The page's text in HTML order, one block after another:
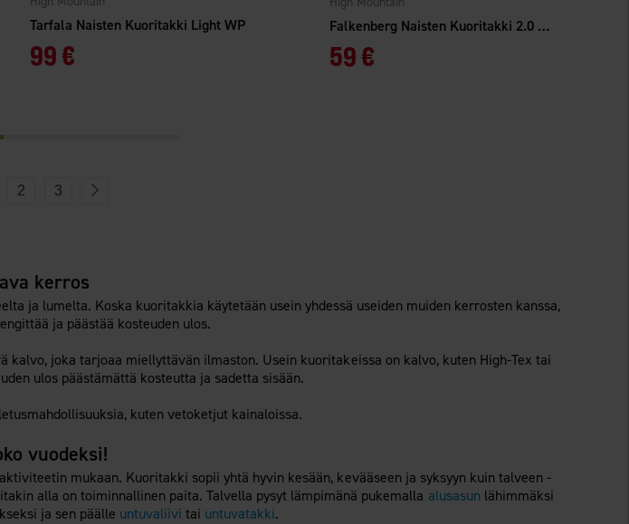
Tarfala Naisten Kuoritakki Light WP
99 €
Falkenberg Naisten Kuoritakki 2.0 WP
59 €
2 3
kerros
ja lumelta. Koska kuoritakkia käytetään usein yhdessä useiden muiden kerrosten kanssa,
ja päästää kosteuden ulos.
joka tarjoaa miellyttävän ilmaston. Usein kuoritakeissa on kalvo, kuten High-Tex tai
ulos päästämättä kosteutta ja sadetta sisään.
kuten vetoketjut kainaloissa.
vuodeksi!
mukaan. Kuoritakki sopii yhtä hyvin kesään, kevääseen ja syksyyn kuin talveen -
alla on toiminnallinen paita. Talvella pysyt lämpimänä pukemalla alusasun lähimmäksi
ja sen päälle untuvaliivi tai untuvatakki.